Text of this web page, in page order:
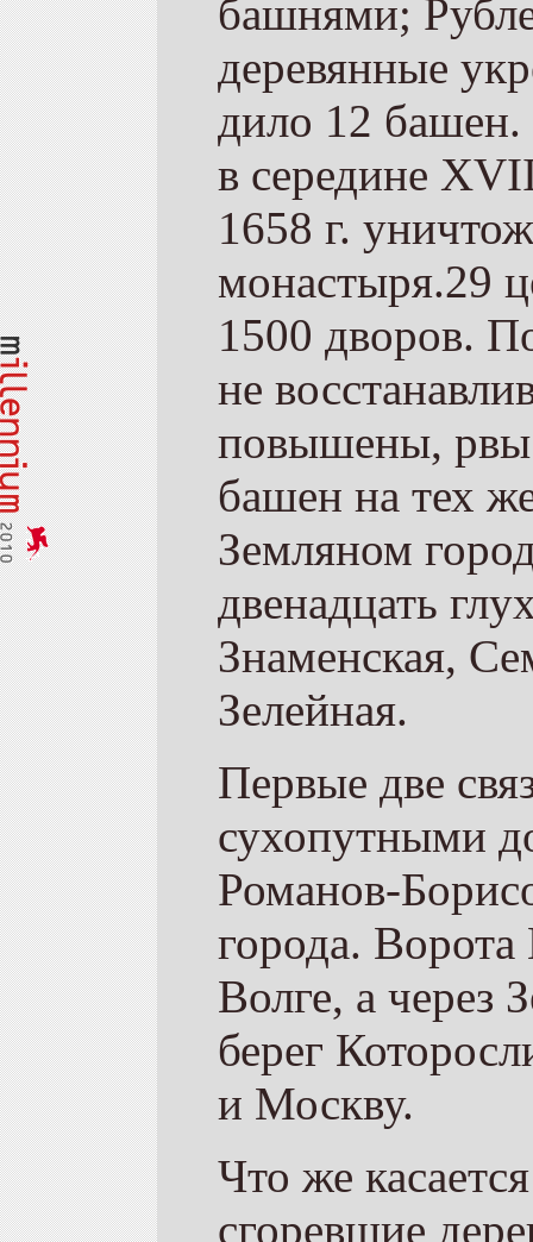
башнями;
деревянные
дило 12 башен.
в середине
1658 г.
монастыря.29
1500 дворов.
не
повышены, рвы
башен на тех
Земляном
двенадцать
Знаменская,
Зелейная.
Первые две
сухопутными
Романов-
города.
Волге, а
берег
и Москву.
Что же
сгоревшие